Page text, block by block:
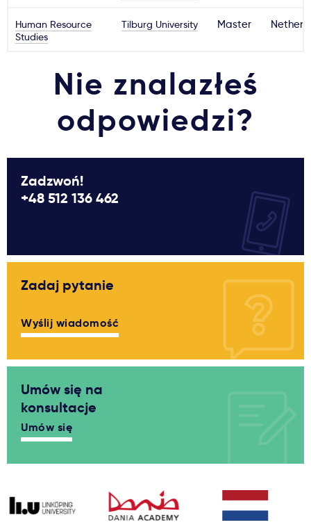
Human Resource
Studies
Tilburg University Master
Nie znalazłeś
odpowiedzi?
Zadzwoń!
+48 512 136 462
Zadaj pytanie
Wyślij wiadomość
Umów się na
konsultacje
Umów się